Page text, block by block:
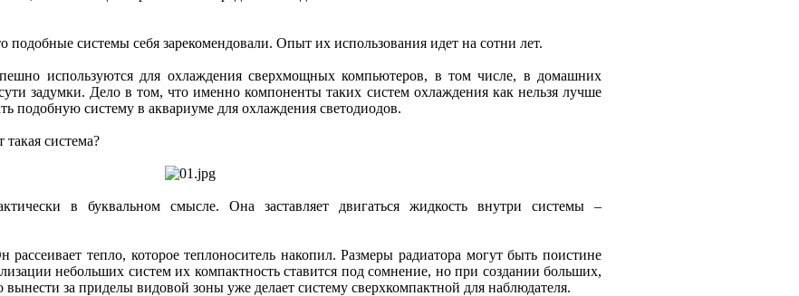
подобные системы себя зарекомендовали. Опыт их использования идет на сотни лет.
используются для охлаждения сверхмощных компьютеров, в том числе, в домашних
задумки. Дело в том, что именно компоненты таких систем охлаждения как нельзя лучше
подобную систему в аквариуме для охлаждения светодиодов.
такая система?
в буквальном смысле. Она заставляет двигаться жидкость внутри системы –
рассеивает тепло, которое теплоноситель накопил. Размеры радиатора могут быть поистине
небольших систем их компактность ставится под сомнение, но при создании больших,
за приделы видовой зоны уже делает систему сверхкомпактной для наблюдателя.